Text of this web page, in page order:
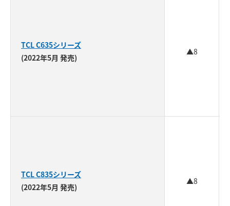
TCL C635シリーズ
(2022年5月 発売)
▲8
TCL C835シリーズ
(2022年5月 発売)
▲8